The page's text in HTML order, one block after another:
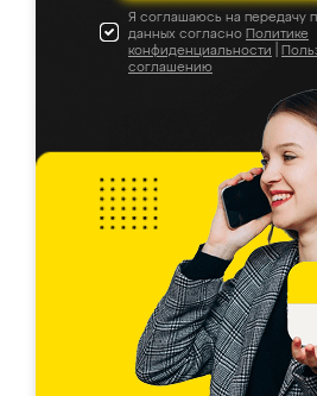
Я соглашаюсь на передачу
данных согласно Политике
конфиденциальности
соглашению